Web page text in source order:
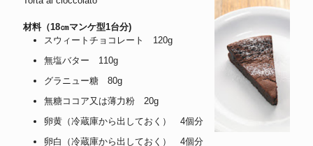
材料（18㎝マンケ型1台分)
スウィートチョコレート 120g
無塩バター 110g
グラニュー糖 80g
無糖ココア又は薄力粉 20g
卵黄（冷蔵庫から出しておく） 4個分
卵白（冷蔵庫から出しておく） 4個分